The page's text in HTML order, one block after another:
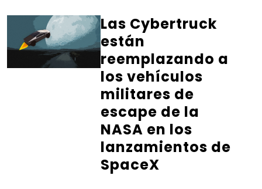
Las Cybertruck
están
reemplazando a
los vehículos
militares de
escape de la
NASA en los
lanzamientos de
SpaceX